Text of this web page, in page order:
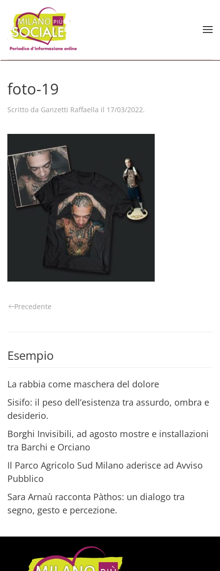
Skip to main content
foto-19
Scritto da Ganzetti Raffaella il 17/03/2022.
Precedente
Esempio
La rabbia come maschera del dolore
Sisifo: il peso dell’esistenza tra assurdo, ombra e
desiderio.
Borghi Invisibili, ad agosto mostre e installazioni
tra Barchi e Orciano
Il Parco Agricolo Sud Milano aderisce ad Avviso
Pubblico
Sara Arnaù racconta Pàthos: un dialogo tra
segno, gesto e percezione.